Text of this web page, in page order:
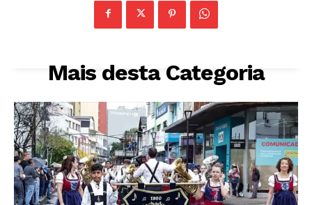
Mais desta Categoria